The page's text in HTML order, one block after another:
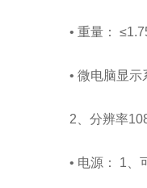
• 重量：
• 微电脑显
2、分辨率
• 电源： 1、